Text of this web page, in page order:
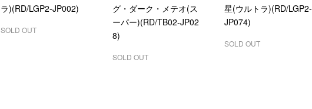
ラ)(RD/LGP2-JP002)
SOLD OUT
グ・ダーク・メテオ(ス
ーパー)(RD/TB02-JP02
8)
SOLD OUT
星(ウルトラ)(RD/LGP2-
JP074)
SOLD OUT